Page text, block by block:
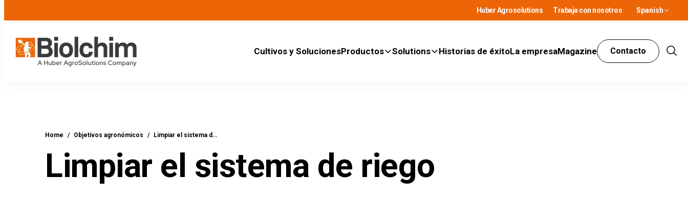
Huber Agrosolutions Trabaja con nosotros Spanish
Cultivos y SolucionesProductos Solutions Historias de éxitoLa empresaMagazine Contacto
Show
Home / Objetivos agronómicos / Limpiar el sistema d…
Limpiar el sistema de riego